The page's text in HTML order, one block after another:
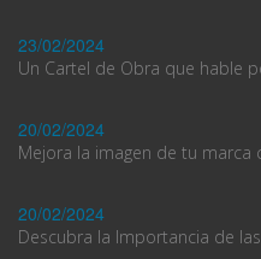
23/02/2024
Un Cartel de Obra que hable
20/02/2024
Mejora la imagen de tu marca
20/02/2024
Descubra la Importancia de las...